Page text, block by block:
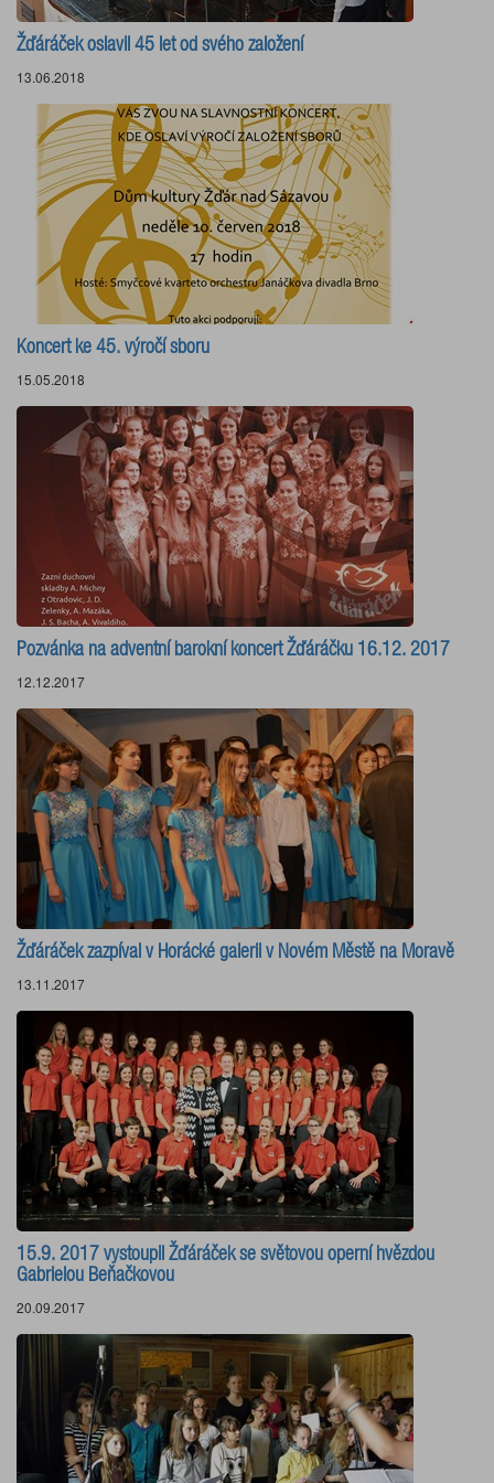
Žďáráček oslavil 45 let od svého založení
13.06.2018
Koncert ke 45. výročí sboru
15.05.2018
Pozvánka na adventní barokní koncert Žďáráčku 16.12. 2017
12.12.2017
Žďáráček zazpíval v Horácké galerii v Novém Městě na Moravě
13.11.2017
15.9. 2017 vystoupil Žďáráček se světovou operní hvězdou
Gabrielou Beňačkovou
20.09.2017